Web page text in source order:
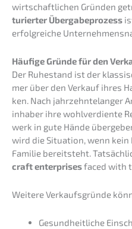
wirtschaft­li­chen Gründen
tu­rier­ter Überga­be­pro­zess
erfolg­rei­che
Häufi­ge Gründe für den
Der Ruhestand ist der
mer über den Verkauf ihres
ken. Nach jahrzehn­te­lan­ger
in­ha­ber ihre wohlver­dien­te
werk in gute Hände
wird die Situa­ti­on, wenn kein
Familie bereit­steht.
craft enter­pri­sesfaced with
Weite­re Verkaufs­grün­de
Gesund­heit­li­che